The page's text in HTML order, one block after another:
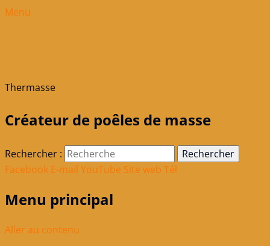
Menu
Thermasse
Créateur de poêles de masse
Rechercher :
Facebook E-mail YouTube Site web Tél
Menu principal
Aller au contenu